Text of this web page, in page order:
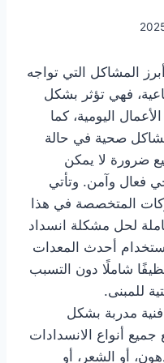
المشاكل التي تواجه
فهي تؤثر بشكل
اليومية، كما
صحية في حالة
ضرورة لا يمكن
فعال وآمن. وتأتي
المتخصصة في هذا
لحل مشكلة انسداد
أحدث المعدات
شاملًا دون التسبب
للمبنى.
مدربة بشكل
جميع أنواع الانسدادات
أو الشعر، أو